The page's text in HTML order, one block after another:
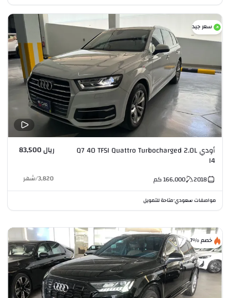
سعر جيد
أودي Q7 40 TFSI Quattro Turbocharged 2.0L
I4
ريال 83,500
2018
166,000كم 3,820
/شهر
مواصفات سعودي•متاحة للتمويل
خصم %7